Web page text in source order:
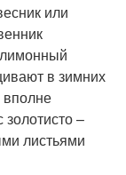
или
в зимних
–
листьями